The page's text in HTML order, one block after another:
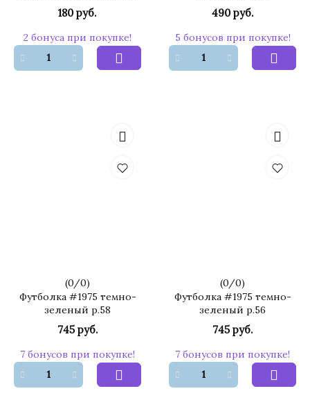
180 руб.
2 бонуса при покупке!
490 руб.
5 бонусов при покупке!
(0/0)
Футболка #1975 темно-
зеленый р.58
745 руб.
7 бонусов при покупке!
(0/0)
Футболка #1975 темно-
зеленый р.56
745 руб.
7 бонусов при покупке!